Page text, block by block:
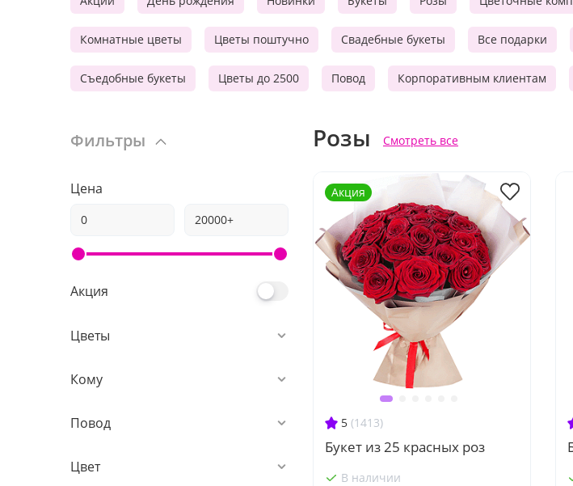
Комнатные цветы Цветы поштучно Свадебные букеты Все подарки
Съедобные букеты Цветы до 2500 Повод Корпоративным клиентам
Фильтры
Цена
Акция
Цветы
Кому
Повод
Цвет
Розы Смотреть все
5 (1413)
Букет из 25 красных роз
В наличии
Акция